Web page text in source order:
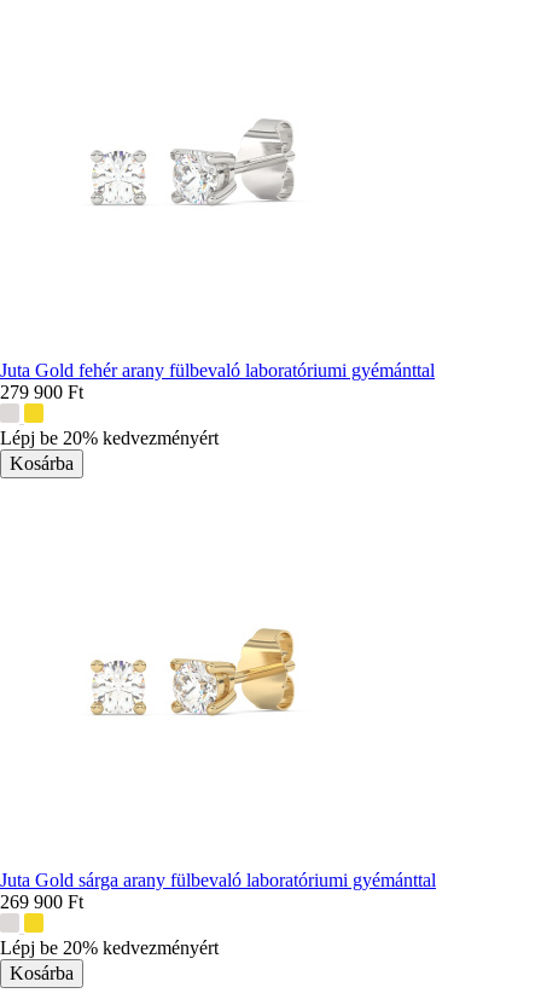
Juta Gold fehér arany fülbevaló laboratóriumi gyémánttal
279 900 Ft
színek:
Lépj be 20% kedvezményért
Juta Gold sárga arany fülbevaló laboratóriumi gyémánttal
269 900 Ft
színek:
Lépj be 20% kedvezményért